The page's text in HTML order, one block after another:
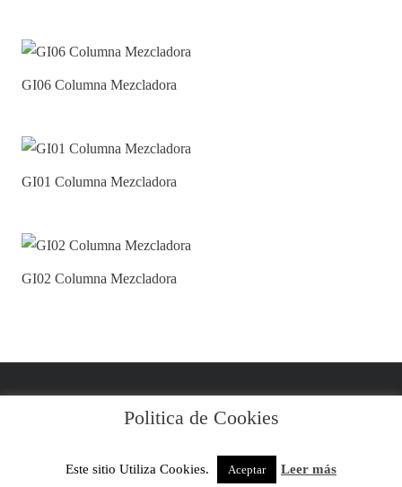
GI06 Columna Mezcladora
GI01 Columna Mezcladora
GI02 Columna Mezcladora
Aviso Legal y Condiciones | Política de Privacidad
Politica de Cookies
Este sitio Utiliza Cookies. Aceptar Leer más